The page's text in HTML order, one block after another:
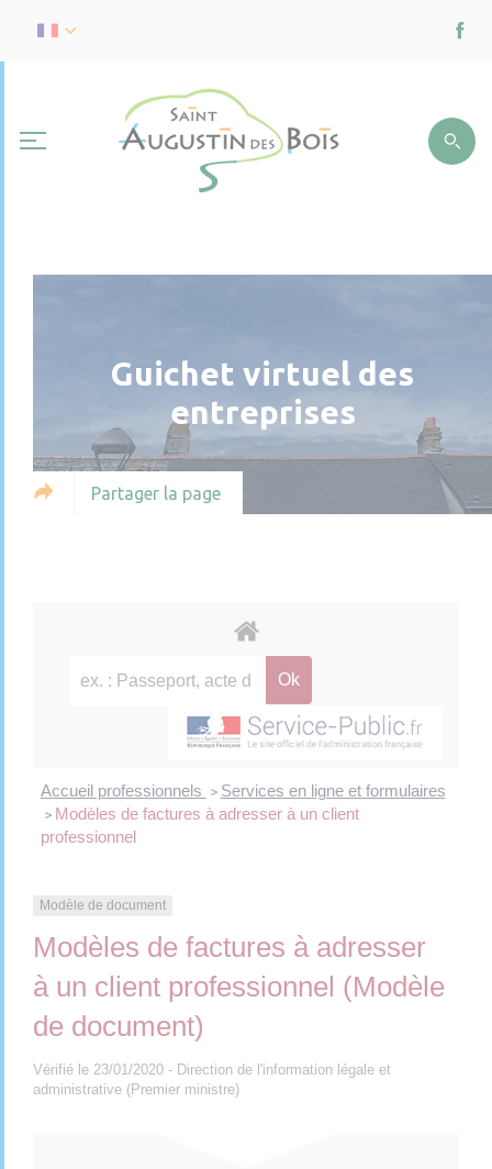
Guichet virtuel des
entreprises
Partager la page
Accueil professionnels > Services en ligne et formulaires
> Modèles de factures à adresser à un client
professionnel
Modèle de document
Modèles de factures à adresser
à un client professionnel (Modèle
de document)
Vérifié le 23/01/2020 - Direction de l'information légale et
administrative (Premier ministre)